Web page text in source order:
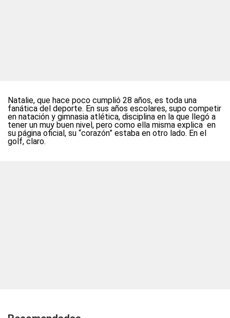
Natalie, que hace poco cumplió 28 años, es toda una
fanática del deporte. En sus años escolares, supo competir
en natación y gimnasia atlética, disciplina en la que llegó a
tener un muy buen nivel, pero como ella misma explica en
su página oficial, su “corazón” estaba en otro lado. En el
golf, claro.